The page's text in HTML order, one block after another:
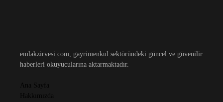
emlakzirvesi.com, gayrimenkul sektöründeki güncel ve güvenilir
haberleri okuyucularına aktarmaktadır.
Ana Sayfa
Hakkımızda